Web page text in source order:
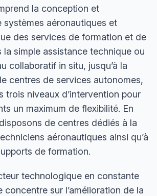
la conception et
systèmes aéronautiques et
des services de formation et de
la simple assistance technique ou
collaboratif in situ, jusqu’à la
centres de services autonomes,
trois niveaux d’intervention pour
un maximum de flexibilité. En
de centres dédiés à la
aéronautiques ainsi qu’à
de formation.
technologique en constante
concentre sur l’amélioration de la